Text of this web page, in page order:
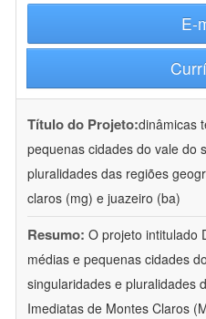
E-
Título do Projeto:dinâmicas
pequenas cidades do vale do
pluralidades das regiões
claros (mg) e juazeiro (ba)
Resumo: O projeto intitulado
médias e pequenas cidades
singularidades e pluralidades
Imediatas de Montes Claros